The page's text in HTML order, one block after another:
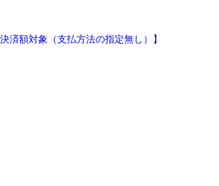
額対象（支払方法の指定無し）】